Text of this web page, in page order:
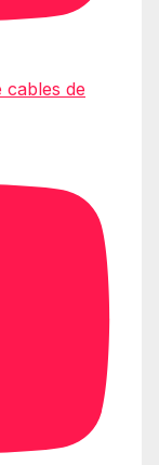
cables de